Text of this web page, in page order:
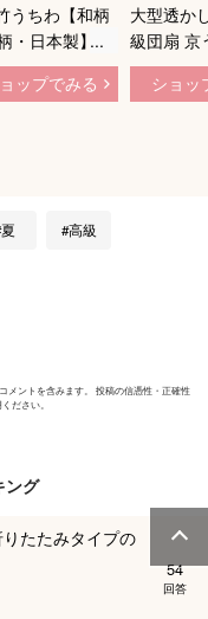
うちわ【和柄
・日本製】手
うちわ 讃岐の
うちわ 夏祭り
服 父の日 お父
ップでみる
大型透か
級団扇 京
顔 (紺)
付き 天然
ショッ
夏 高級
メントを含みます。 投稿の信憑性・正確性
ださい。
ング
たたみタイプの
54
回答